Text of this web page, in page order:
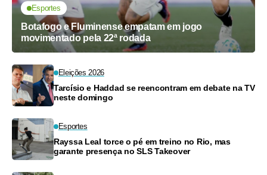
Esportes
Botafogo e Fluminense empatam em jogo
movimentado pela 22ª rodada
Eleições 2026
Tarcísio e Haddad se reencontram em debate na TV
neste domingo
Esportes
Rayssa Leal torce o pé em treino no Rio, mas
garante presença no SLS Takeover